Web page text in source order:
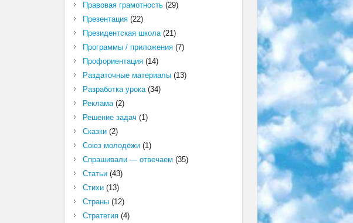
Правовая грамотность(29)
Презентация(22)
Президентская школа(21)
Программы / приложения(7)
Профориентация(14)
Раздаточные материалы(13)
Разработка урока(34)
Реклама(2)
Решение задач (1)
Сказки(2)
Союз молодёжи(1)
Спрашивали — отвечаем (35)
Статьи(43)
Стихи(13)
Страны(12)
Стратегия(4)